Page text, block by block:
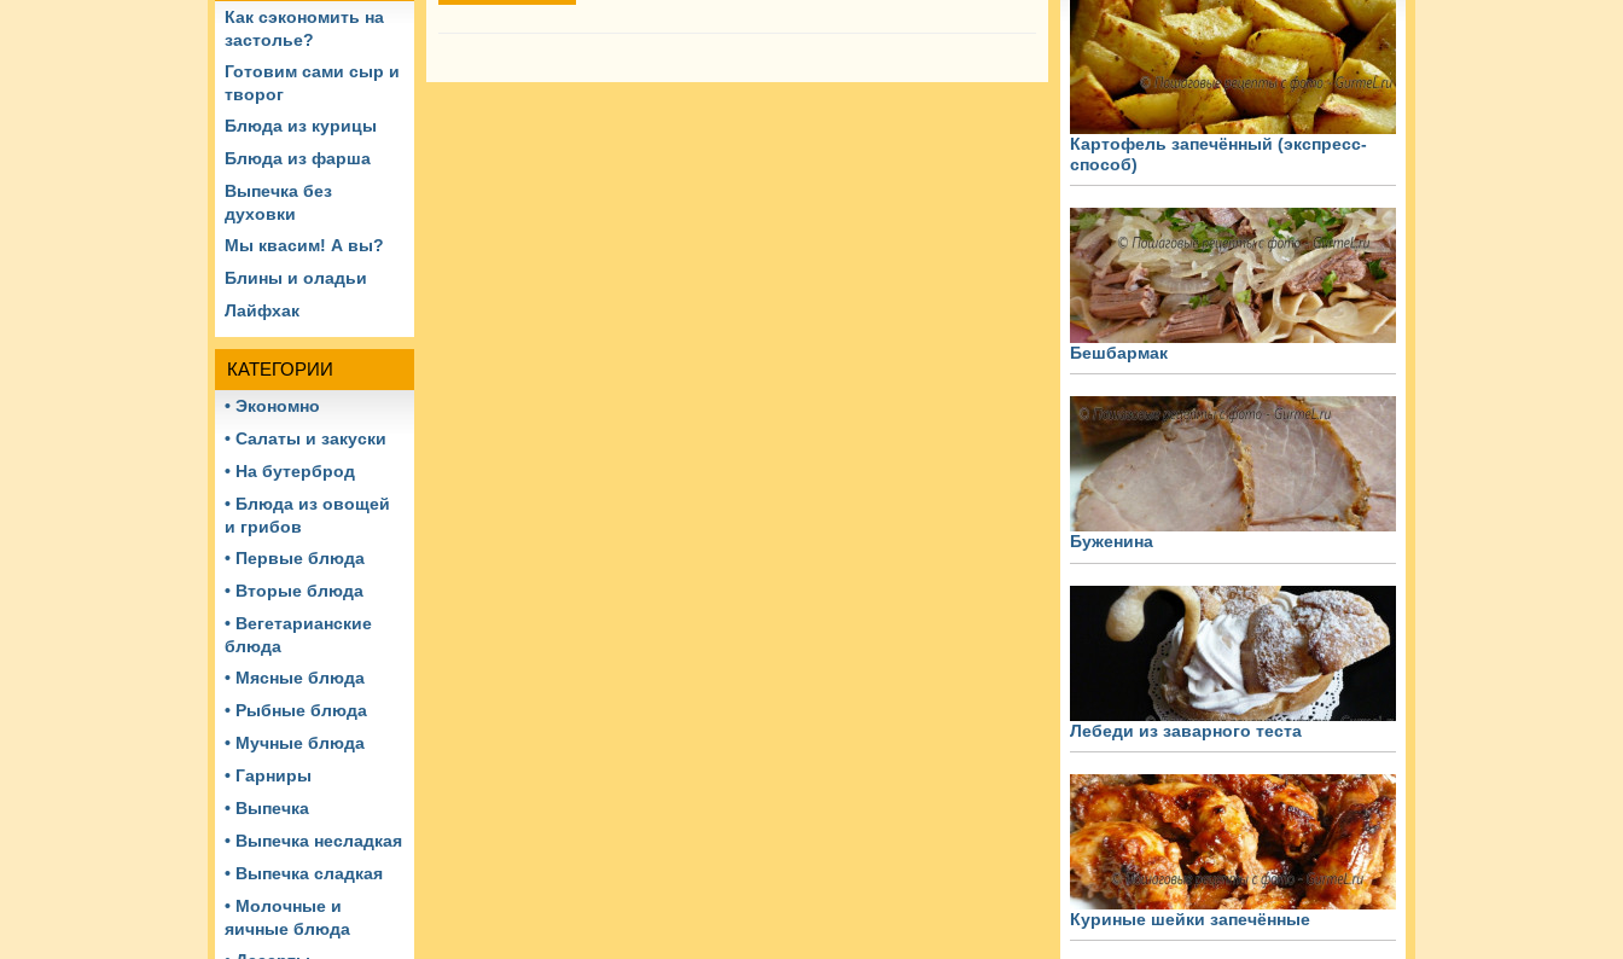
Как сэкономить на
застолье?
Готовим сами сыр и
творог
Блюда из курицы
Блюда из фарша
Выпечка без
духовки
Мы квасим! А вы?
Блины и оладьи
Лайфхак
КАТЕГОРИИ
• Экономно
• Салаты и закуски
• На бутерброд
• Блюда из овощей
и грибов
• Первые блюда
• Вторые блюда
• Вегетарианские
блюда
• Мясные блюда
• Рыбные блюда
• Мучные блюда
• Гарниры
• Выпечка
• Выпечка несладкая
• Выпечка сладкая
• Молочные и
яичные блюда
Картофель запечённый (экспресс-
способ)
Бешбармак
Буженина
Лебеди из заварного теста
Куриные шейки запечённые